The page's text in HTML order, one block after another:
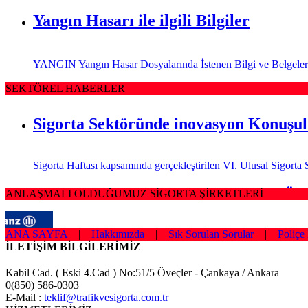
Yangın Hasarı ile ilgili Bilgiler
YANGIN Yangın Hasar Dosyalarında İstenen Bilgi ve
SEKTÖREL HABERLER
Sigorta Sektöründe inovasyon
Sigorta Haftası kapsamında gerçekleştirilen VI. Ulusal
Sağlığım Tamam Sigortası ile Effie
Hayata geçirdiği ilkleri ve yenilikçi çözümleriyle sigorta
Borçluyuz Ama Birikimi Seviyoruz
ANLAŞMALI OLDUĞUMUZ SİGORTA ŞİRKETLERİ
ANA SAYFA | Hakkımızda | Sık Sorulan Sorular| Poliçe
İLETİŞİM BİLGİLERİMİZ
Kabil Cad. ( Eski 4.Cad ) No:51/5 Öveçler - Çankaya / Ankara
0(850) 586-0303
E-Mail : teklif@trafikvesigorta.com.tr